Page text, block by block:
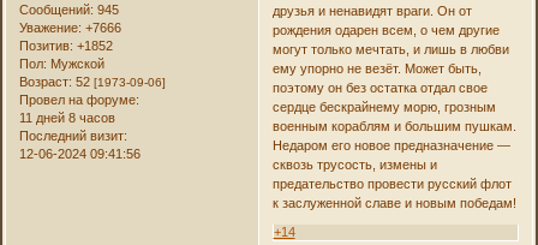
Сообщений: 945
Уважение: +7666
Позитив: +1852
Пол: Мужской
Возраст: 52[1973-09-06]
Провел на форуме:
11 дней 8 часов
Последний визит:
12-06-2024 09:41:56
друзья и ненавидят враги. Он от
рождения одарен всем, о чем другие
могут только мечтать, и лишь в любви
ему упорно не везёт. Может быть,
поэтому он без остатка отдал свое
сердце бескрайнему морю, грозным
военным кораблям и большим пушкам.
Недаром его новое предназначение —
сквозь трусость, измены и
предательство провести русский флот
к заслуженной славе и новым победам!
+14